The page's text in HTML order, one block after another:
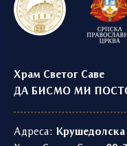
Храм Светог Саве
ДА БИСМО МИ
Адреса: Крушедолска